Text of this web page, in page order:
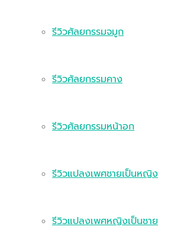
รีวิวศัลยกรรมจมูก
รีวิวศัลยกรรมคาง
รีวิวศัลยกรรมหน้าอก
รีวิวแปลงเพศชายเป็นหญิง
รีวิวแปลงเพศหญิงเป็นชาย